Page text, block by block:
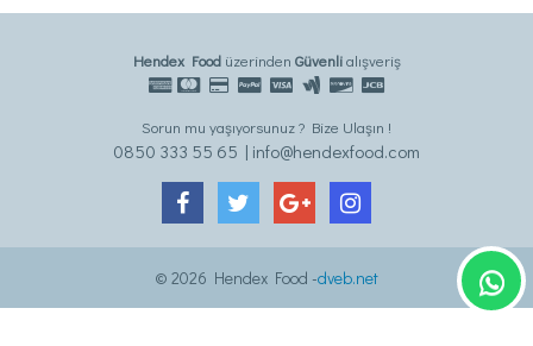
Hendex Foodüzerinden Güvenlialışveriş
Sorun mu yaşıyorsunuz ? Bize Ulaşın !
0850 333 55 65 | info@hendexfood.com
© 2026 Hendex Food -dveb.net